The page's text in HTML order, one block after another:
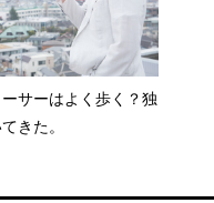
サーはよく歩く？独
きた。